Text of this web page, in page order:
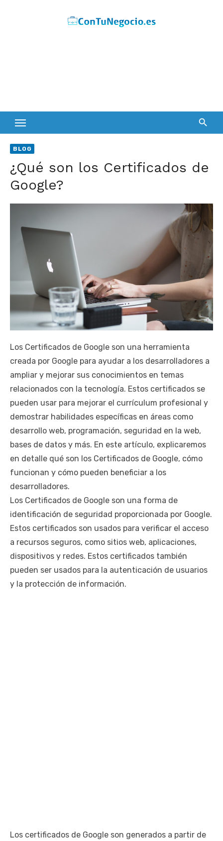
BLOG
¿Qué son los Certificados de
Google?
Los Certificados de Google son una herramienta
creada por Google para ayudar a los desarrolladores a
ampliar y mejorar sus conocimientos en temas
relacionados con la tecnología. Estos certificados se
pueden usar para mejorar el currículum profesional y
demostrar habilidades específicas en áreas como
desarrollo web, programación, seguridad en la web,
bases de datos y más. En este artículo, explicaremos
en detalle qué son los Certificados de Google, cómo
funcionan y cómo pueden beneficiar a los
desarrolladores.
Los Certificados de Google son una forma de
identificación de seguridad proporcionada por Google.
Estos certificados son usados para verificar el acceso
a recursos seguros, como sitios web, aplicaciones,
dispositivos y redes. Estos certificados también
pueden ser usados para la autenticación de usuarios
y la protección de información.
Los certificados de Google son generados a partir de